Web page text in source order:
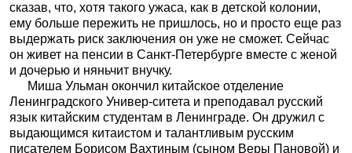
сказав, что, хотя такого ужаса, как в детской колонии,
ему больше пережить не пришлось, но и просто еще раз
выдержать риск заключения он уже не сможет. Сейчас
он живет на пенсии в Санкт-Петербурге вместе с женой
и дочерью и няньчит внучку.
Миша Ульман окончил китайское отделение
Ленинградского Универ-ситета и преподавал русский
язык китайским студентам в Ленинграде. Он дружил с
выдающимся китаистом и талантливым русским
писателем Борисом Вахтиным (сыном Веры Пановой) и